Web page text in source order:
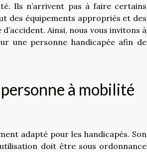
Ils n’arrivent pas à faire certains
des équipements appropriés et des
Ainsi, nous vous invitons à
une personne handicapée afin de
à mobilité
adapté pour les handicapés. Son
doit être sous ordonnance